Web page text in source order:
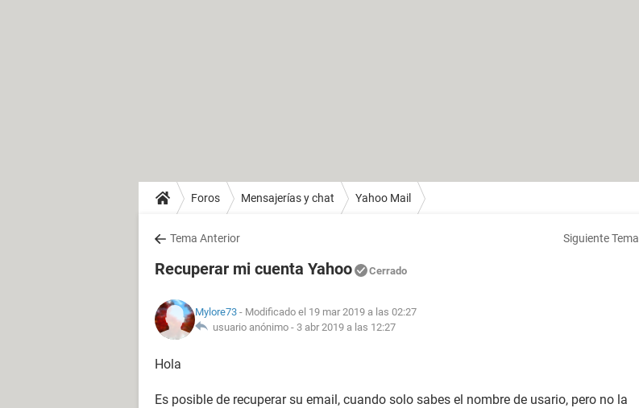
Foros Mensajerías y chat Yahoo Mail
Tema Anterior Siguiente Tema
Recuperar mi cuenta Yahoo Cerrado
Mylore73 - Modificado el 19 mar 2019 a las 02:27
usuario anónimo - 3 abr 2019 a las 12:27
Hola
Es posible de recuperar su email, cuando solo sabes el nombre de usario, pero no la